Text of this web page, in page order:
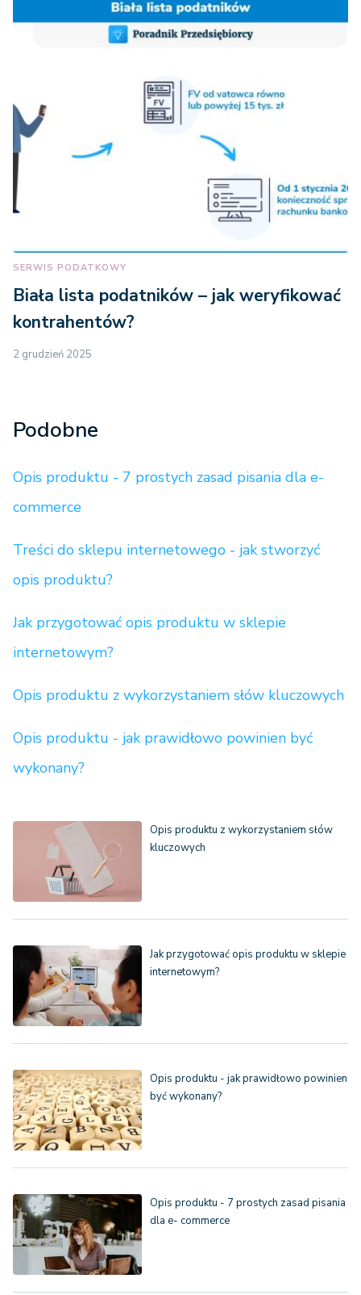
SERWIS PODATKOWY
Biała lista podatników – jak weryfikować
kontrahentów?
2 grudzień 2025
Podobne
Opis produktu - 7 prostych zasad pisania dla e-
commerce
Treści do sklepu internetowego - jak stworzyć
opis produktu?
Jak przygotować opis produktu w sklepie
internetowym?
Opis produktu z wykorzystaniem słów kluczowych
Opis produktu - jak prawidłowo powinien być
wykonany?
Opis produktu z wykorzystaniem słów
kluczowych
Jak przygotować opis produktu w sklepie
internetowym?
Opis produktu - jak prawidłowo powinien
być wykonany?
Opis produktu - 7 prostych zasad pisania
dla e- commerce